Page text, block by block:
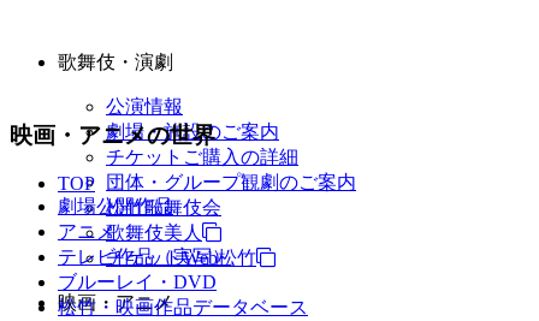
歌舞伎・演劇
公演情報
劇場・施設のご案内
チケットご購入の詳細
団体・グループ観劇のご案内
松竹歌舞伎会
歌舞伎美人
チケットWeb松竹
映画・アニメ
映画・アニメの世界
TOP
劇場公開作品
アニメ
テレビ作品（実写）
ブルーレイ・DVD
松竹・映画作品データベース